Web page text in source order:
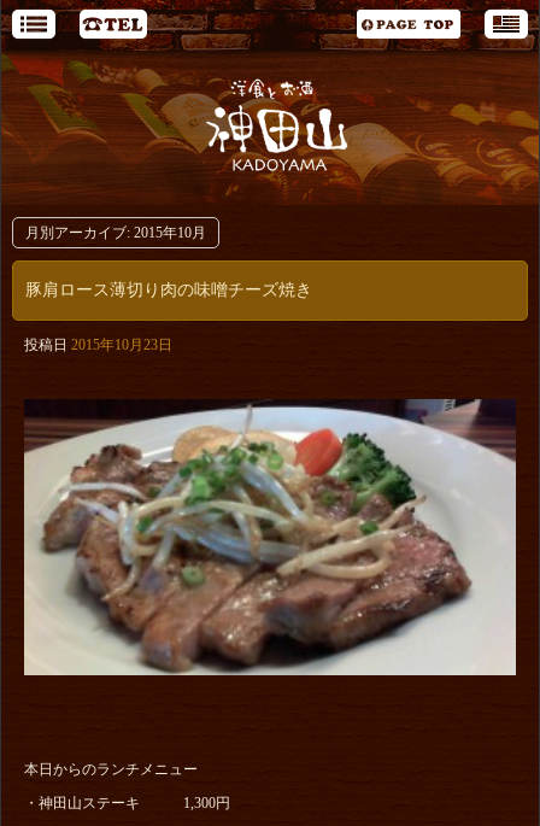
月別アーカイブ: 2015年10月
豚肩ロース薄切り肉の味噌チーズ焼き
投稿日 2015年10月23日
本日からのランチメニュー
・神田山ステーキ 1,300円